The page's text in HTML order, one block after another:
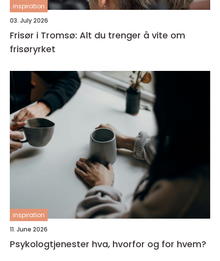
inspiration
03. July 2026
Frisør i Tromsø: Alt du trenger å vite om
frisøryrket
inspiration
11. June 2026
Psykologtjenester hva, hvorfor og for hvem?